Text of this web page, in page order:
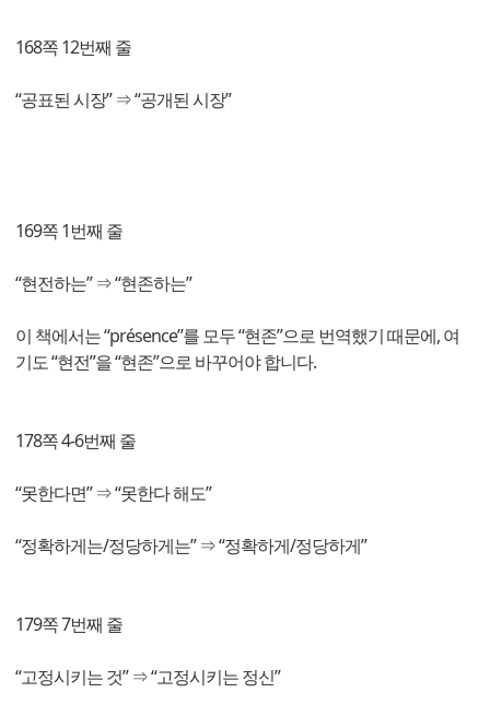
168쪽 12번째 줄
“공표된 시장” ⇒ “공개된 시장”
169쪽 1번째 줄
“현전하는” ⇒ “현존하는”
이 책에서는 “présence”를 모두 “현존”으로 번역했기 때문에, 여
기도 “현전”을 “현존”으로 바꾸어야 합니다.
178쪽 4-6번째 줄
“못한다면” ⇒ “못한다 해도”
“정확하게는/정당하게는” ⇒ “정확하게/정당하게”
179쪽 7번째 줄
“고정시키는 것” ⇒ “고정시키는 정신”